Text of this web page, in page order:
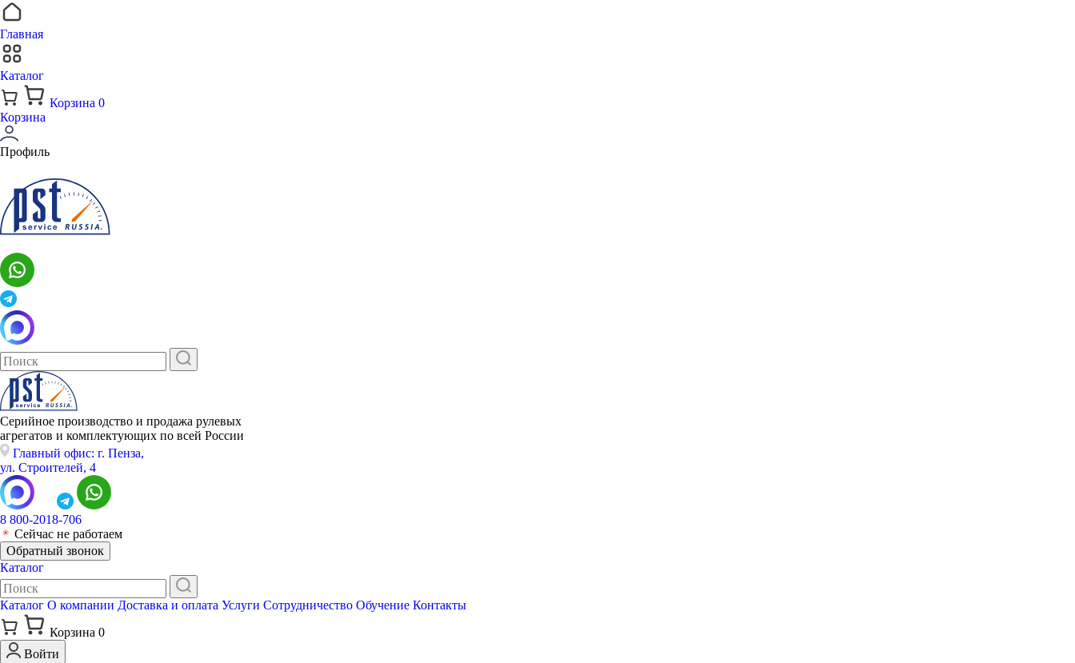
Главная
Каталог
Корзина 0
Корзина
Профиль
Серийное производство и продажа рулевых
агрегатов и комплектующих по всей России
Главный офис: г. Пенза,
ул. Строителей, 4
8 800-2018-706
Сейчас не работаем
Обратный звонок
Каталог
Каталог О компании Доставка и оплата Услуги Сотрудничество Обучение Контакты
Корзина 0
Войти